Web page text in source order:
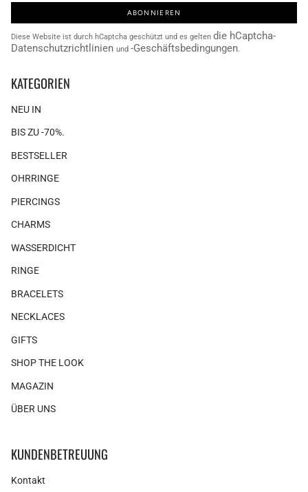
ABONNIEREN
Diese Website ist durch hCaptcha geschützt und es gelten die hCaptcha-
Datenschutzrichtlinien und -Geschäftsbedingungen.
KATEGORIEN
NEU IN
BIS ZU -70%.
BESTSELLER
OHRRINGE
PIERCINGS
CHARMS
WASSERDICHT
RINGE
BRACELETS
NECKLACES
GIFTS
SHOP THE LOOK
MAGAZIN
ÜBER UNS
KUNDENBETREUUNG
Kontakt